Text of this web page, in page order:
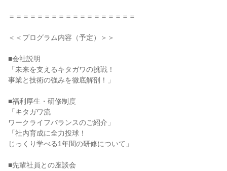
＝＝＝＝＝＝＝＝＝＝＝＝＝＝＝＝＝＝
＜＜プログラム内容（予定）＞＞
■会社説明
「未来を支えるキタガワの挑戦！
事業と技術の強みを徹底解剖！」
■福利厚生・研修制度
「キタガワ流
ワークライフバランスのご紹介」
「社内育成に全力投球！
じっくり学べる1年間の研修について」
■先輩社員との座談会